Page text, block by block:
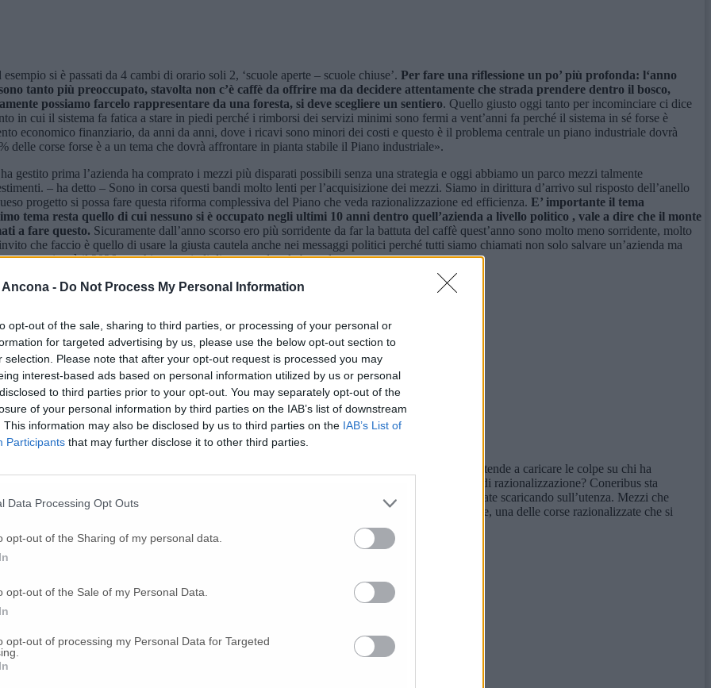
- Do Not Process My Personal Information
opt-out of the sale, sharing to third parties, or processing of your personal or
for targeted advertising by us, please use the below opt-out section to
selection. Please note that after your opt-out request is processed you may
interest-based ads based on personal information utilized by us or personal
to third parties prior to your opt-out. You may separately opt-out of the
of your personal information by third parties on the IAB’s list of downstream
This information may also be disclosed by us to third parties on the IAB’s List of
Participants that may further disclose it to other third parties.
Data Processing Opt Outs
opt-out of the Sharing of my personal data.
opt-out of the Sale of my Personal Data.
opt-out of processing my Personal Data for Targeted
si è passati da 4 cambi di orario soli 2, ‘scuole aperte – scuole chiuse’. Per fare una riflessione un po’ più profonda: l‘anno
tanto più preoccupato, stavolta non c’è caffè da offrire ma da decidere attentamente che strada prendere dentro il bosco,
possiamo farcelo rappresentare da una foresta, si deve scegliere un sentiero. Quello giusto oggi tanto per incominciare ci dice
in cui il sistema fa fatica a stare in piedi perché i rimborsi dei servizi minimi sono fermi a vent’anni fa perché il sistema in sé forse è
economico finanziario, da anni da anni, dove i ricavi sono minori dei costi e questo è il problema centrale un piano industriale dovrà
delle corse forse è a un tema che dovrà affrontare in pianta stabile il Piano industriale».
gestito prima l’azienda ha comprato i mezzi più disparati possibili senza una strategia e oggi abbiamo un parco mezzi talmente
– ha detto – Sono in corsa questi bandi molto lenti per l’acquisizione dei mezzi. Siamo in dirittura d’arrivo sul risposto dell’anello
progetto si possa fare questa riforma complessiva del Piano che veda razionalizzazione ed efficienza. E’ importante il tema
tema resta quello di cui nessuno si è occupato negli ultimi 10 anni dentro quell’azienda a livello politico , vale a dire che il monte
a fare questo. Sicuramente dall’anno scorso ero più sorridente da far la battuta del caffè quest’anno sono molto meno sorridente, molto
che faccio è quello di usare la giusta cautela anche nei messaggi politici perché tutti siamo chiamati non solo salvare un’azienda ma
gara e ci sarà il 2026. cerchiamo quindi di non perdere la bussola».
– Si tende a caricare le colpe su chi ha
trovano soluzioni. Sono 2 anni che lei assessore chiacchiera su questo tema. Oggi mi parla di razionalizzazione? Coneribus sta
più pieno, il servizio è peggiore e le problematiche strutturali del bilancio dell’azienda le state scaricando sull’utenza. Mezzi che
si possono aprire. Ci sono anziani che fanno affidamento sui Tpl per raggiungere l’ospedale, una delle corse razionalizzate che si
vengono tagliate» ha concluso il consigliere dem.
corse rispetto al 2024»: ecco quali saranno soppresse